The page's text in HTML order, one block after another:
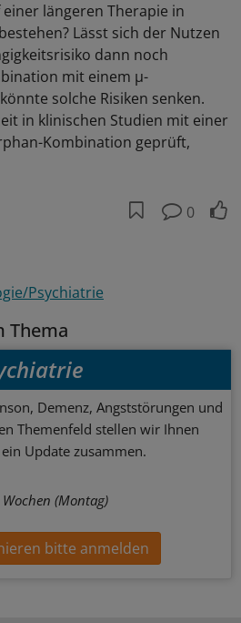
längeren Therapie in
Lässt sich der Nutzen
dann noch
mit einem µ-
solche Risiken senken.
in klinischen Studien mit einer
Kombination geprüft,
0
Psychiatrie
Thema
Demenz, Angststörungen und
Themenfeld stellen wir Ihnen
Update zusammen.
(Montag)
bitte anmelden